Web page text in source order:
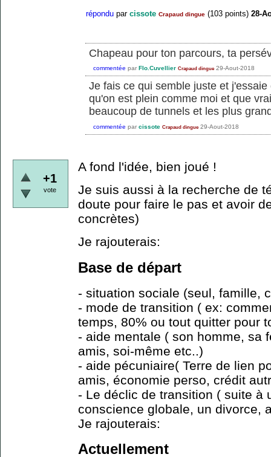
répondu par cissote Crapaud dingue (103 points) 28-
Chapeau pour ton parcours, ta
commentée par Flo.Cuvellier Crapaud dingue 29-Aout-2018
Je fais ce qui semble juste et
qu'on est plein comme moi et que
beaucoup de tunnels et les plus
commentée par cissote Crapaud dingue 29-Aout-2018
+1
vote
A fond l'idée, bien joué !
Je suis aussi à la recherche de
doute pour faire le pas et avoir
concrètes)
Je rajouterais:
Base de départ
- situation sociale (seul, famille,
- mode de transition ( ex:
temps, 80% ou tout quitter pour
- aide mentale ( son homme, sa
amis, soi-même etc..)
- aide pécuniaire( Terre de lien
amis, économie perso, crédit
- Le déclic de transition ( suite à
conscience globale, un divorce,
Je rajouterais:
Actuellement